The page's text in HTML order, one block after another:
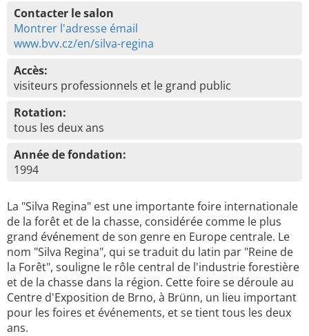
Contacter le salon
Montrer l'adresse émail
www.bvv.cz/en/silva-regina
Accès:
visiteurs professionnels et le grand public
Rotation:
tous les deux ans
Année de fondation:
1994
La "Silva Regina" est une importante foire internationale
de la forêt et de la chasse, considérée comme le plus
grand événement de son genre en Europe centrale. Le
nom "Silva Regina", qui se traduit du latin par "Reine de
la Forêt", souligne le rôle central de l'industrie forestière
et de la chasse dans la région. Cette foire se déroule au
Centre d'Exposition de Brno, à Brünn, un lieu important
pour les foires et événements, et se tient tous les deux
ans.